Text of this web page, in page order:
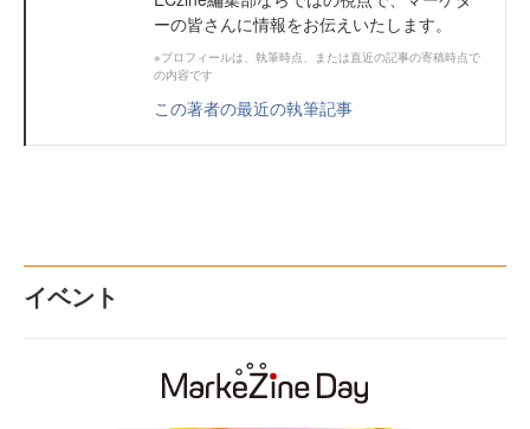
ーの皆さんに情報をお伝えいたします。
※プロフィールは、執筆時点、または直近の記事の寄稿時点で
の内容です
この著者の最近の執筆記事
イベント